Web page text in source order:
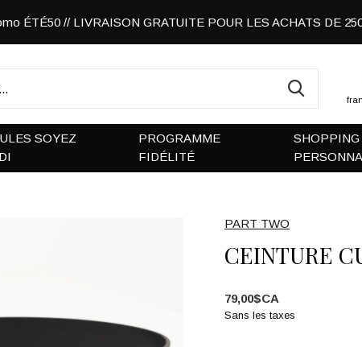
SOYEZ
PROGRAMME
FIDÉLITÉ
SHOPPING
ÉTÉ50 // LIVRAISON GRATUITE POUR LES ACHATS DE
PART TWO
CEINTURE
79,00$CA
Sans les taxes